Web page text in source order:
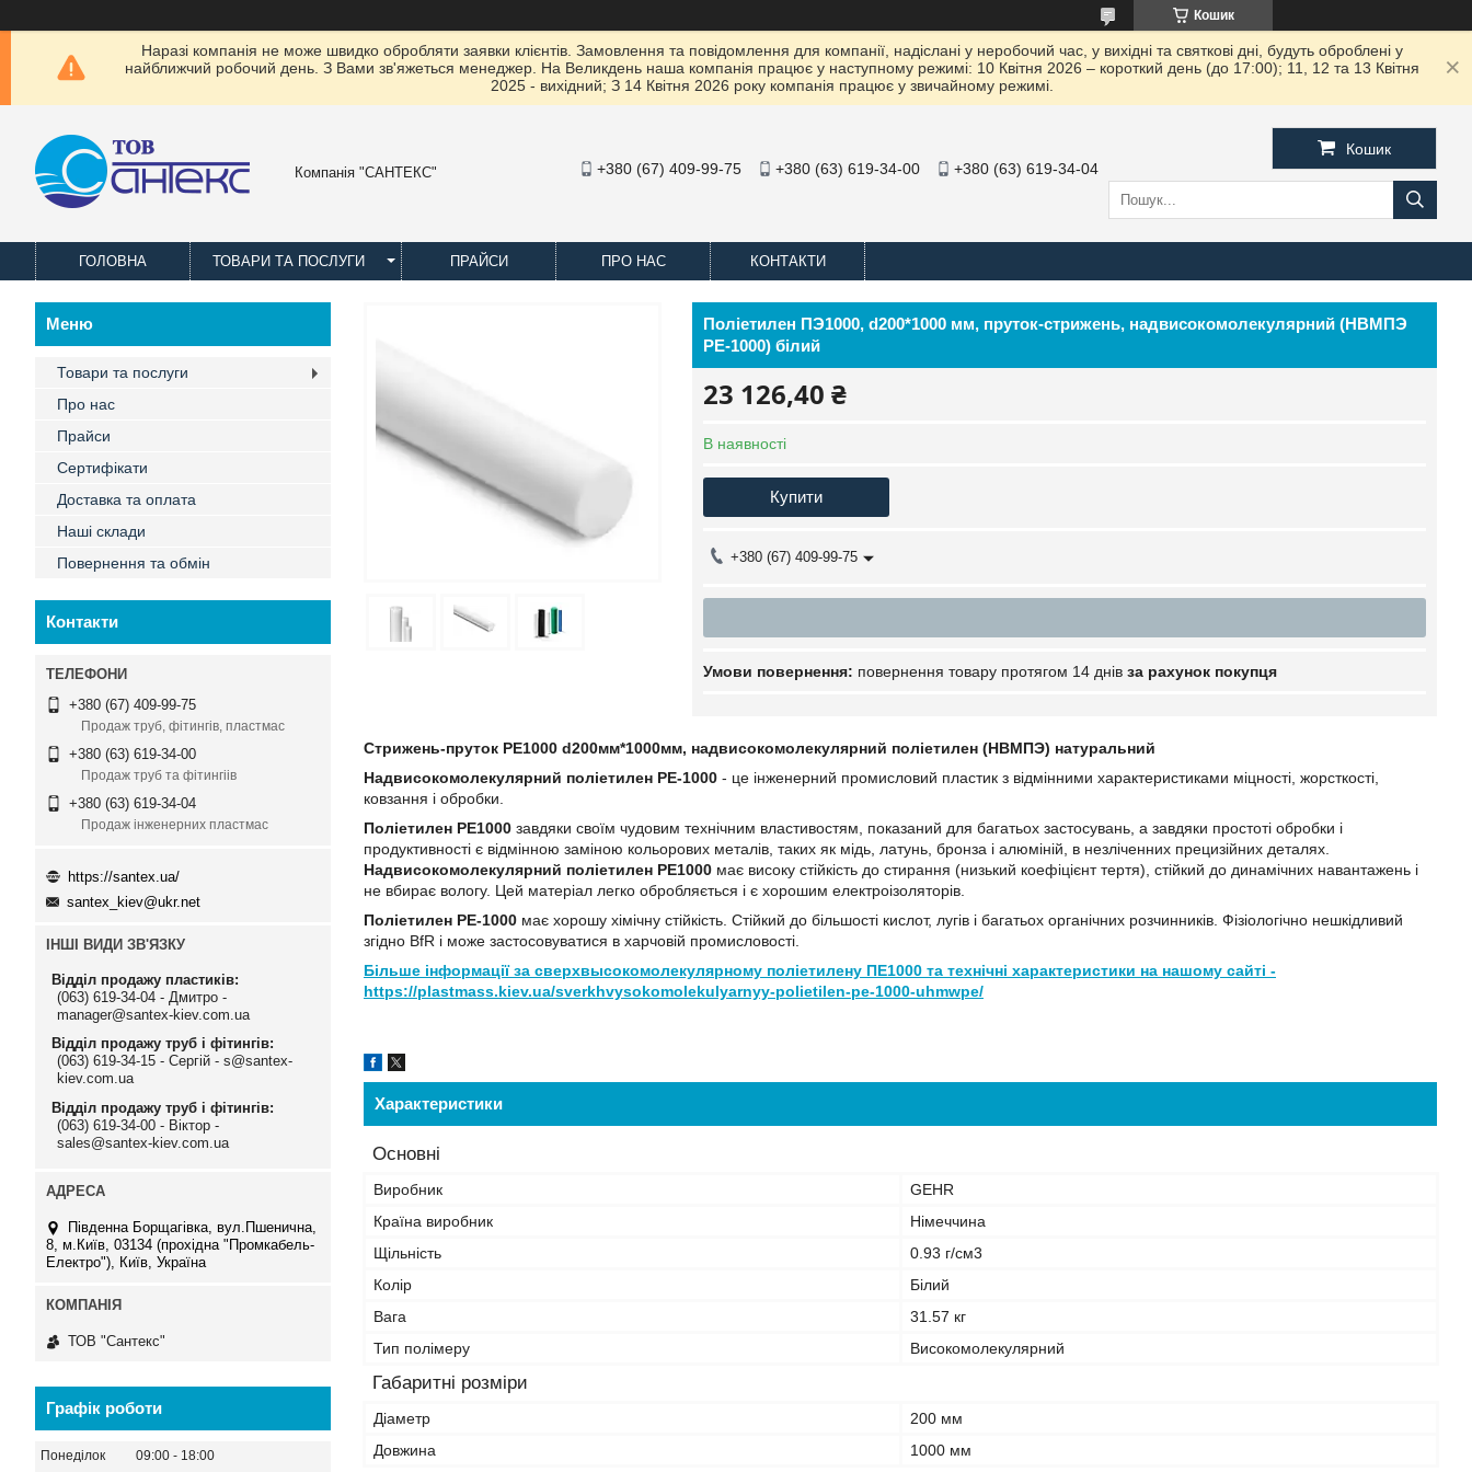
Кошик
Наразі компанія не може швидко обробляти заявки клієнтів. Замовлення та повідомлення для компанії, надіслані у неробочий час, у вихідні та святкові дні, будуть оброблені у
найближчий робочий день. З Вами зв'яжеться менеджер. На Великдень наша компанія працює у наступному режимі: 10 Квітня 2026 – короткий день (до 17:00); 11, 12 та 13 Квітня
2025 - вихідний; З 14 Квітня 2026 року компанія працює у звичайному режимі.
Компанія "САНТЕКС" +380 (67) 409-99-75 +380 (63) 619-34-00 +380 (63) 619-34-04
Кошик
ГОЛОВНА ТОВАРИ ТА ПОСЛУГИ ПРАЙСИ ПРО НАС КОНТАКТИ
Поліетилен ПЭ1000, d200*1000 мм, пруток-стрижень, надвисокомолекулярний (НВМПЭ
PE-1000) білий
23 126,40 ₴
В наявності
Купити
+380 (67) 409-99-75
повернення товару протягом 14 днів за рахунок покупця
Стрижень-пруток PE1000 d200мм*1000мм, надвисокомолекулярний поліетилен (НВМПЭ) натуральний
Надвисокомолекулярний поліетилен PE-1000 - це інженерний промисловий пластик з відмінними характеристиками міцності, жорсткості,
ковзання і обробки.
Поліетилен PE1000 завдяки своїм чудовим технічним властивостям, показаний для багатьох застосувань, а завдяки простоті обробки і
продуктивності є відмінною заміною кольорових металів, таких як мідь, латунь, бронза і алюміній, в незліченних прецизійних деталях.
Надвисокомолекулярний поліетилен PE1000 має високу стійкість до стирання (низький коефіцієнт тертя), стійкий до динамічних навантажень і
не вбирає вологу. Цей матеріал легко обробляється і є хорошим електроізоляторів.
Поліетилен PE-1000 має хорошу хімічну стійкість. Стійкий до більшості кислот, лугів і багатьох органічних розчинників. Фізіологічно нешкідливий
згідно BfR і може застосовуватися в харчовій промисловості.
Більше інформації за сверхвысокомолекулярному поліетилену ПЕ1000 та технічні характеристики на нашому сайті -
https://plastmass.kiev.ua/sverkhvysokomolekulyarnyy-polietilen-pe-1000-uhmwpe/
Характеристики
Основні
Виробник
GEHR
Країна виробник
Німеччина
Щільність
0.93 г/см3
Колір
Білий
Вага
31.57 кг
Тип полімеру
Високомолекулярний
Габаритні розміри
Діаметр
200 мм
Довжина
1000 мм
Товари та послуги
Про нас
Прайси
Сертифікати
Доставка та оплата
Наші склади
Повернення та обмін
Контакти
+380 (67) 409-99-75
Продаж труб, фітингів, пластмас
+380 (63) 619-34-00
Продаж труб та фітингіів
+380 (63) 619-34-04
Продаж інженерних пластмас
https://santex.ua/
santex_kiev@ukr.net
ІНШІ ВИДИ ЗВ'ЯЗКУ
Відділ продажу пластиків
(063) 619-34-04 - Дмитро -
manager@santex-kiev.com.ua
Відділ продажу труб і фітингів
(063) 619-34-15 - Сергій - s@santex-
kiev.com.ua
Відділ продажу труб і фітингів
(063) 619-34-00 - Віктор -
sales@santex-kiev.com.ua
Південна Борщагівка, вул.Пшенична,
8, м.Київ, 03134 (прохідна "Промкабель-
Електро"), Київ, Україна
ТОВ "Сантекс"
Графік роботи
Понеділок 09:00 18:00